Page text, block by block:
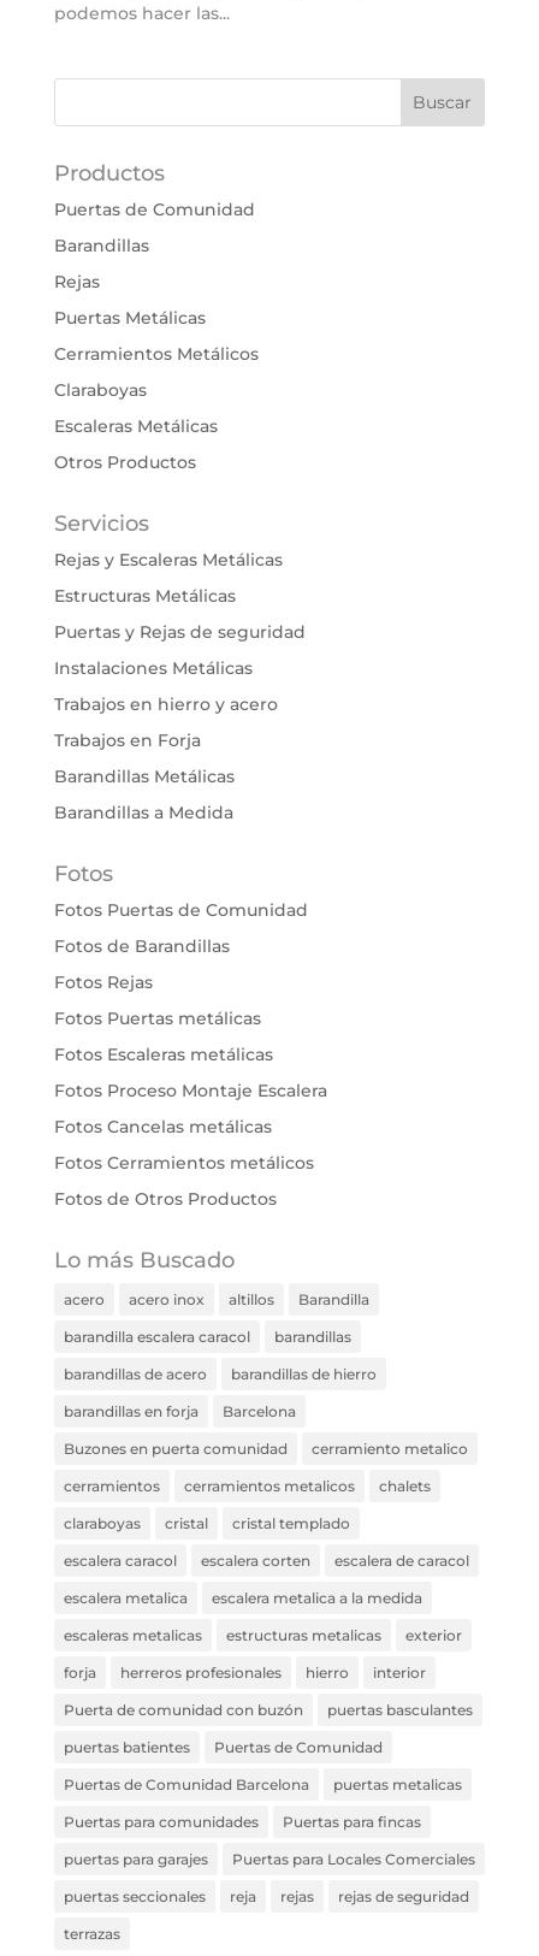
podemos hacer las...
Productos
Puertas de Comunidad
Barandillas
Rejas
Puertas Metálicas
Cerramientos Metálicos
Claraboyas
Escaleras Metálicas
Otros Productos
Servicios
Rejas y Escaleras Metálicas
Estructuras Metálicas
Puertas y Rejas de seguridad
Instalaciones Metálicas
Trabajos en hierro y acero
Trabajos en Forja
Barandillas Metálicas
Barandillas a Medida
Fotos
Fotos Puertas de Comunidad
Fotos de Barandillas
Fotos Rejas
Fotos Puertas metálicas
Fotos Escaleras metálicas
Fotos Proceso Montaje Escalera
Fotos Cancelas metálicas
Fotos Cerramientos metálicos
Fotos de Otros Productos
Lo más Buscado
acero acero inox altillos Barandilla
barandilla escalera caracol barandillas
barandillas de acero barandillas de hierro
barandillas en forja Barcelona
Buzones en puerta comunidad cerramiento metalico
cerramientos cerramientos metalicos chalets
claraboyas cristal cristal templado
escalera caracol escalera corten escalera de caracol
escalera metalica escalera metalica a la medida
escaleras metalicas estructuras metalicas exterior
forja herreros profesionales hierro interior
Puerta de comunidad con buzón puertas basculantes
puertas batientes Puertas de Comunidad
Puertas de Comunidad Barcelona puertas metalicas
Puertas para comunidades Puertas para fincas
puertas para garajes Puertas para Locales Comerciales
puertas seccionales reja rejas rejas de seguridad
terrazas